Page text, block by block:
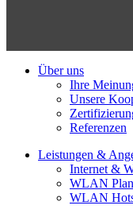
Über uns
Ihre
Unsere
Referenzen
Leistungen &
Internet &
WLAN
WLAN